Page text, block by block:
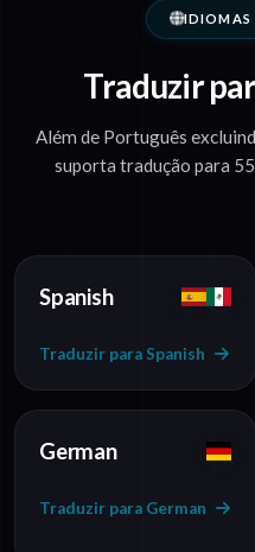
IDIOMAS
Traduzir
Além de Português
suporta tradução para
Spanish
Traduzir para Spanish
German
Traduzir para German